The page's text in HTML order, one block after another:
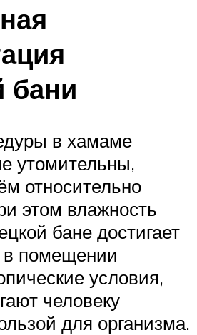
бани
в хамаме
утомительны,
относительно
этом влажность
бане достигает
в помещении
условия,
человеку
для организма.